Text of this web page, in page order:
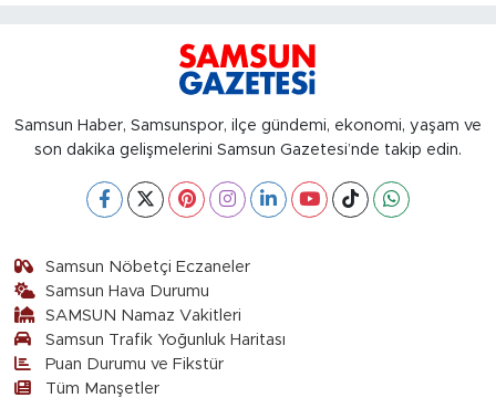
Samsun Haber, Samsunspor, ilçe gündemi, ekonomi, yaşam ve
son dakika gelişmelerini Samsun Gazetesi’nde takip edin.
Samsun Nöbetçi Eczaneler
Samsun Hava Durumu
SAMSUN Namaz Vakitleri
Samsun Trafik Yoğunluk Haritası
Puan Durumu ve Fikstür
Tüm Manşetler